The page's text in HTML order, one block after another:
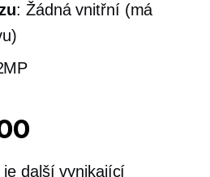
: Žádná vnitřní (má
je další vynikající